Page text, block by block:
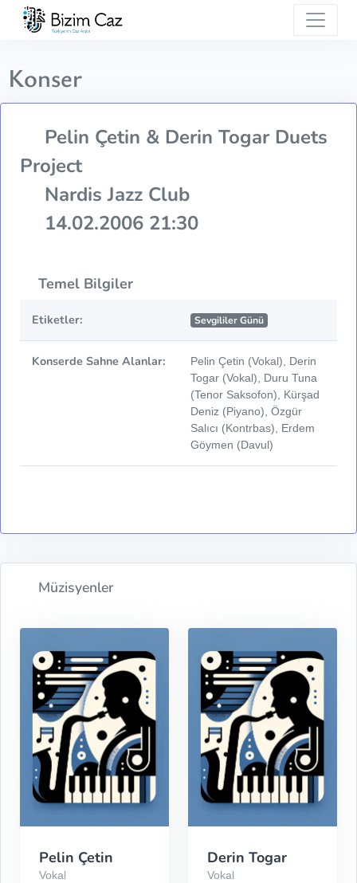
Konser
Pelin Çetin & Derin Togar Duets
Project
Nardis Jazz Club
14.02.2006 21:30
Temel Bilgiler
Etiketler: Sevgililer Günü
Konserde Sahne Alanlar:
Pelin Çetin (Vokal), Derin
Togar (Vokal), Duru Tuna
(Tenor Saksofon), Kürşad
Deniz (Piyano), Özgür
Salıcı (Kontrbas), Erdem
Göymen (Davul)
Müzisyenler
Pelin Çetin
Vokal
Derin Togar
Vokal